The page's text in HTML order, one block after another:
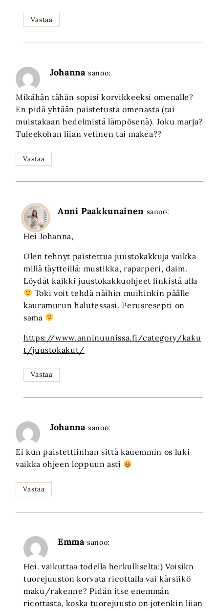
Vastaa
Johanna sanoo:
Mikähän tähän sopisi korvikkeeksi omenalle?
En pidä yhtään paistetusta omenasta (tai
muistakaan hedelmistä lämpösenä). Joku marja?
Tuleekohan liian vetinen tai makea??
Vastaa
Anni Paakkunainen sanoo:
Hei Johanna,
Olen tehnyt paistettua juustokakkuja vaikka
millä täytteillä: mustikka, raparperi, daim.
Löydät kaikki juustokakkuohjeet linkistä alla
Toki voit tehdä näihin muihinkin päälle
kauramurun halutessasi. Perusresepti on
sama
https://www.anninuunissa.fi/category/kaku
t/juustokakut/
Vastaa
Johanna sanoo:
Ei kun paistettiinhan sittä kauemmin os luki
vaikka ohjeen loppuun asti
Vastaa
Emma sanoo:
Hei. vaikuttaa todella herkulliselta:) Voisikn
tuorejuuston korvata ricottalla vai kärsiikö
maku/rakenne? Pidän itse enemmän
ricottasta, koska tuorejuusto on jotenkin liian